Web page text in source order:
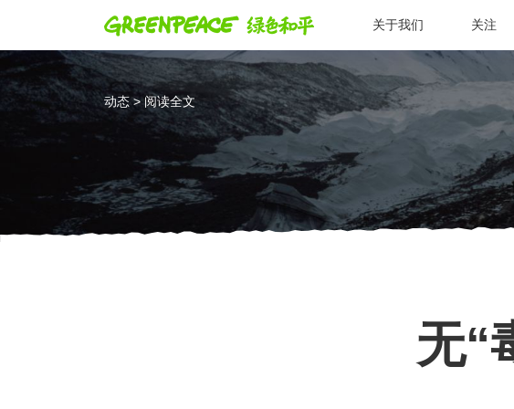
关于我们 关注
动态 > 阅读全文
无“